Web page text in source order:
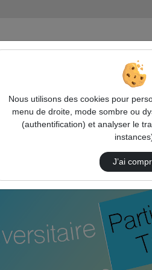
Transition citoyenne
Médiation
Nous utilisons des cookies pour
menu de droite, mode sombre ou
(authentification) et analyser le
J’ai